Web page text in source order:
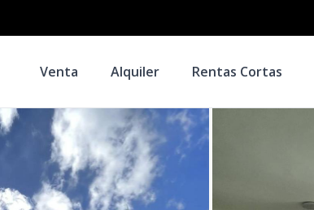
Venta Alquiler Rentas Cortas